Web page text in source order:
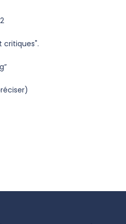
2022
enjeux et critiques".